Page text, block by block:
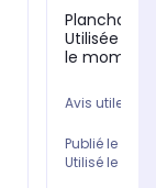
Plancha
Utilisée 2
le moment.
Avis utile ?
Publié le
Utilisé le